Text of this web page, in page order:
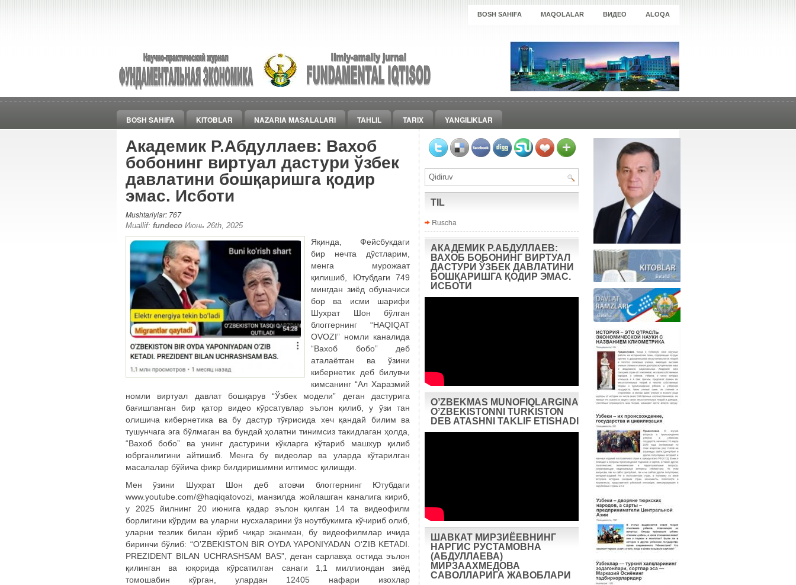
BOSH SAHIFA MAQOLALAR ВИДЕО ALOQA
BOSH SAHIFA KITOBLAR NAZARIA MASALALARI TAHLIL TARIX YANGILIKLAR
Академик Р.Абдуллаев: Вахоб
бобонинг виртуал дастури ўзбек
давлатини бошқаришга қодир
эмас. Исботи
Mushtariylar: 767
Muallif: fundeco Июнь 26th, 2025
Яқинда, Фейсбукдаги
бир нечта дўстларим,
менга мурожаат
қилишиб, Ютубдаги 749
мингдан зиёд обуначиси
бор ва исми шарифи
Шухрат Шон бўлган
блоггернинг “HAQIQAT
OVOZI” номли каналида
“Вахоб бобо” деб
аталаётган ва ўзини
кибернетик деб билувчи
кимсанинг “Ал Харазмий
номли виртуал давлат бошқарув “Ўзбек модели” деган дастурига
бағишланган бир қатор видео кўрсатувлар эълон қилиб, у ўзи тан
олишича кибернетика ва бу дастур тўғрисида хеч қандай билим ва
тушунчага эга бўлмаган ва бундай ҳолатни тинимсиз такидлаган ҳолда,
“Вахоб бобо” ва унинг дастурини кўкларга кўтариб машхур қилиб
юбрганлигини айтишиб. Менга бу видеолар ва уларда кўтарилган
масалалар бўйича фикр билдиришимни илтимос қилишди.
Мен ўзини Шухрат Шон деб атовчи блоггернинг Ютубдаги
www.youtube.com/@haqiqatovozi, манзилда жойлашган каналига кириб,
у 2025 йилнинг 20 июнига қадар эълон қилган 14 та видеофилм
борлигини кўрдим ва уларни нусхаларини ўз ноутбукимга кўчириб олиб,
уларни тезлик билан кўриб чиқар эканман, бу видеофилмлар ичида
биринчи бўлиб: “O’ZBEKISTON BIR OYDA YAPONIYADAN O‘ZIB KETADI.
PREZIDENT BILAN UCHRASHSAM BAS”, деган сарлавҳа остида эълон
қилинган ва юқорида кўрсатилган санаги 1,1 миллиондан зиёд
томошабин кўрган, улардан 12405 нафари изохлар
TIL
Ruscha
АКАДЕМИК Р.АБДУЛЛАЕВ:
ВАХОБ БОБОНИНГ ВИРТУАЛ
ДАСТУРИ ЎЗБЕК ДАВЛАТИНИ
БОШҚАРИШГА ҚОДИР ЭМАС.
ИСБОТИ
OʼZBEKMAS MUNOFIQLARGINA
OʼZBEKISTONNI TURKISTON
DEB ATASHNI TAKLIF ETISHADI
ШАВКАТ МИРЗИЁЕВНИНГ
НАРГИС РУСТАМОВНА
(АБДУЛЛАЕВА)
МИРЗААХМЕДОВА
САВОЛЛАРИГА ЖАВОБЛАРИ